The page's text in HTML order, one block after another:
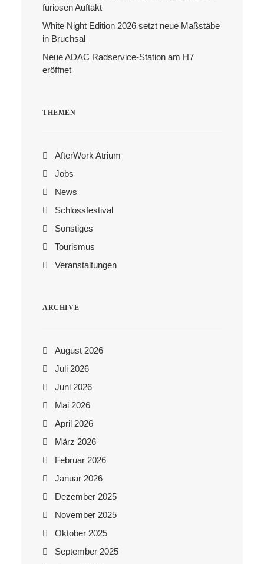
furiosen Auftakt
White Night Edition 2026 setzt neue Maßstäbe
in Bruchsal
Neue ADAC Radservice-Station am H7
eröffnet
THEMEN
AfterWork Atrium
Jobs
News
Schlossfestival
Sonstiges
Tourismus
Veranstaltungen
ARCHIVE
August 2026
Juli 2026
Juni 2026
Mai 2026
April 2026
März 2026
Februar 2026
Januar 2026
Dezember 2025
November 2025
Oktober 2025
September 2025